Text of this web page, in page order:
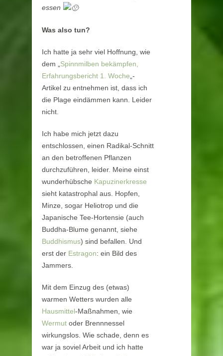
essen
Was also tun?
Ich hatte ja sehr viel Hoffnung, wie
dem „ Spinnmilben bekämpfen,
Erfahrungsbericht 1. Woche „-
Artikel zu entnehmen ist, dass ich
die Plage eindämmen kann. Leider
nicht.
Ich habe mich jetzt dazu
entschlossen, einen Radikal-Schnitt
an den betroffenen Pflanzen
durchzuführen, leider. Meine einst
wunderhübsche Kapuzinerkresse
sieht katastrophal aus. Hopfen,
Minze, sogar Heliotrop und die
Japanische Tee-Hortensie (auch
Buddha-Blume genannt, siehe
Buddhismus) sind befallen. Und
erst der Estragon: ein Bild des
Jammers.
Mit dem Einzug des (etwas)
warmen Wetters wurden alle
Hausmittel-Maßnahmen, wie
Wermut oder Brennnessel
wirkungslos. Wie schade, denn es
war ja soviel Arbeit und ich hatte